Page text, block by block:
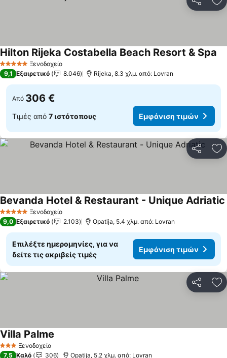
5 Αστέρια Ξενοδοχείο
Hilton Rijeka Costabella Beach Resort & Spa
9,1 Εξαιρετικό 8.046 Rijeka, 8.3 χλμ. από: Lovran
Από 306 €
Τιμές από 7 ιστότοπους Εμφάνιση τιμών
5 Αστέρια Ξενοδοχείο
Bevanda Hotel & Restaurant - Unique Adriatic
9,0 Εξαιρετικό 2.103 Opatija, 5.4 χλμ. από: Lovran
Επιλέξτε ημερομηνίες, για να
δείτε τις ακριβείς τιμές
Εμφάνιση τιμών
3 ΑστέριαΞενοδοχείο
Villa Palme
7,5 Καλό 306 Opatija, 5.2 χλμ. από: Lovran